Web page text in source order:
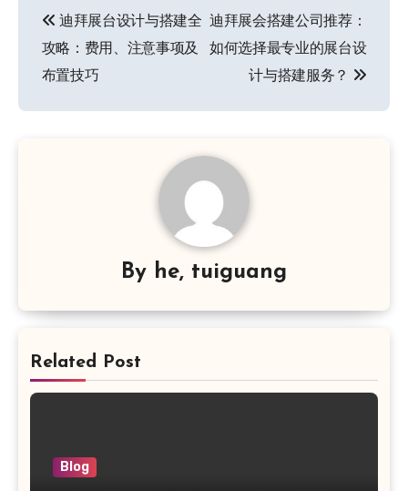
章
导
航
迪拜展台设计与搭建全
攻略：费用、注意事项及
布置技巧
迪拜展会搭建公司推荐：
如何选择最专业的展台设
计与搭建服务？
By he, tuiguang
Related Post
Blog